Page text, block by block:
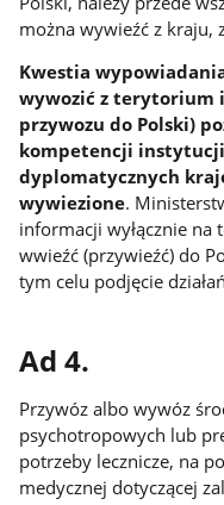
można wywieźć z kraju,
Kwestia
wywozić z terytorium
przywozu do Polski)
kompetencji
dyplomatycznych
wywiezione.
informacji wyłącznie na
wwieźć (przywieźć) do
tym celu podjęcie
Ad 4.
Przywóz albo wywóz
psychotropowych lub
potrzeby lecznicze, na
medycznej dotyczącej